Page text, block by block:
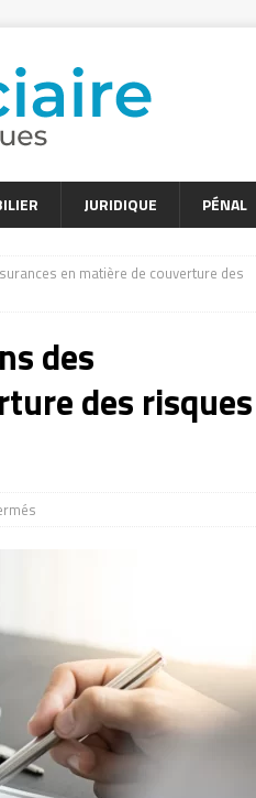
JURIDIQUE PÉNAL
en matière de couverture des
des
des risques